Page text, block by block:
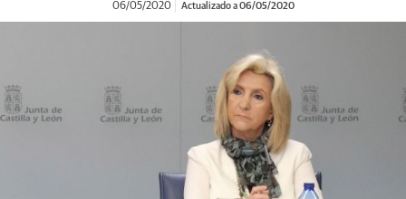
06/05/2020 Actualizado a 06/05/2020